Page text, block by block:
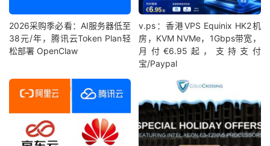
2026采购季必看：AI服务器低至
38元/年，腾讯云Token Plan轻
松部署 OpenClaw
v.ps：香港VPS Equinix HK2机
房，KVM NVMe，1Gbps带宽，
月付€6.95起，支持支付
宝/Paypal